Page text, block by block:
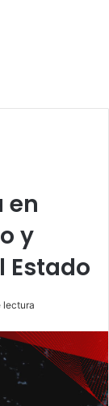
en
y
Estado
lectura